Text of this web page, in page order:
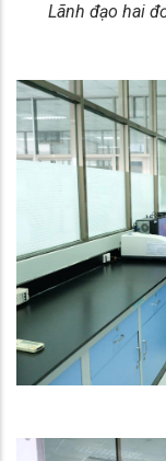
Lãnh đạo hai